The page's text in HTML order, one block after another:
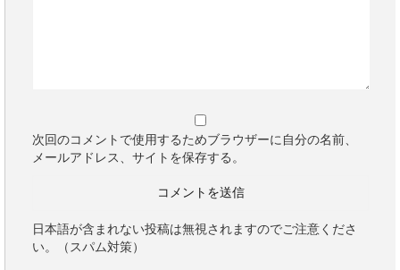
次回のコメントで使用するためブラウザーに自分の名前、
メールアドレス、サイトを保存する。
日本語が含まれない投稿は無視されますのでご注意くださ
い。（スパム対策）